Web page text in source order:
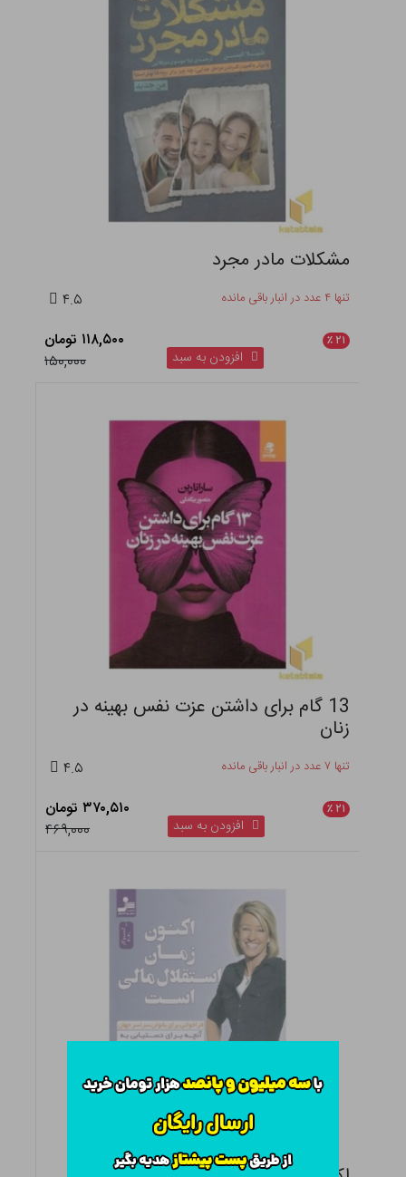
مشکلات مادر مجرد
تنها ۴ عدد در انبار باقی مانده ۴.۵
۲۱ ٪
۱۱۸,۵۰۰ تومان
۱۵۰,۰۰۰
افزودن به سبد
13 گام برای داشتن عزت نفس بهینه در
زنان
تنها ۷ عدد در انبار باقی مانده ۴.۵
۲۱ ٪
۳۷۰,۵۱۰ تومان
۴۶۹,۰۰۰
افزودن به سبد